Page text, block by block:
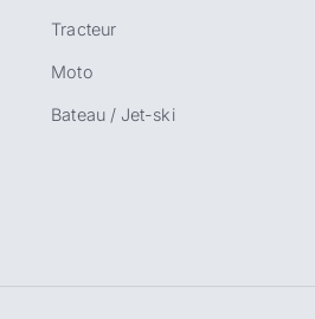
Tracteur
Moto
Bateau / Jet-ski